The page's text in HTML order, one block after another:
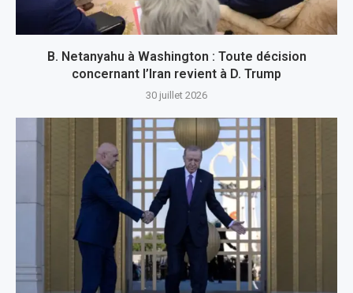
B. Netanyahu à Washington : Toute décision
concernant l’Iran revient à D. Trump
30 juillet 2026